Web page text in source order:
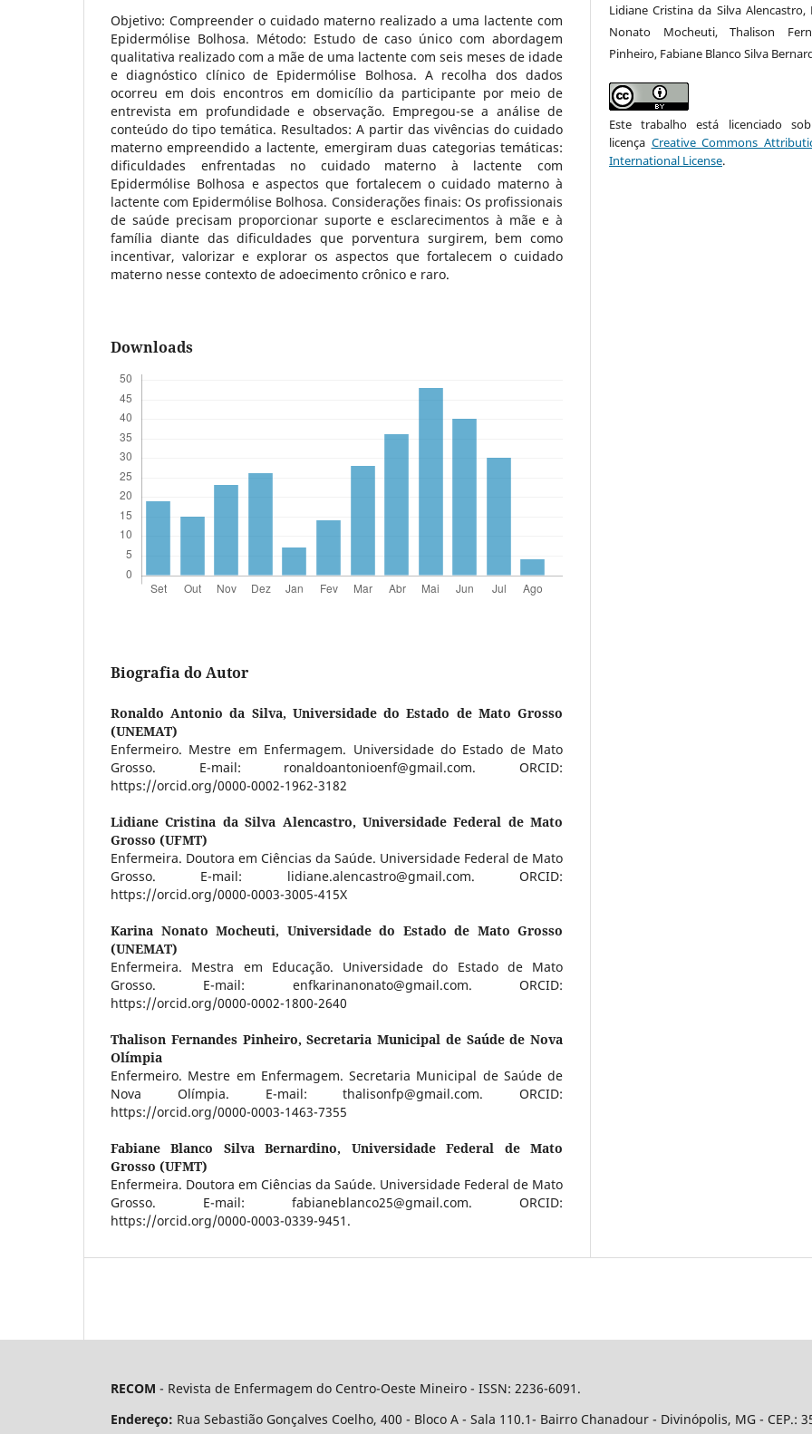
Objetivo: Compreender o cuidado materno realizado a uma lactente com
Epidermólise Bolhosa. Método: Estudo de caso único com abordagem
qualitativa realizado com a mãe de uma lactente com seis meses de idade
e diagnóstico clínico de Epidermólise Bolhosa. A recolha dos dados
ocorreu em dois encontros em domicílio da participante por meio de
entrevista em profundidade e observação. Empregou-se a análise de
conteúdo do tipo temática. Resultados: A partir das vivências do cuidado
materno empreendido a lactente, emergiram duas categorias temáticas:
dificuldades enfrentadas no cuidado materno à lactente com
Epidermólise Bolhosa e aspectos que fortalecem o cuidado materno à
lactente com Epidermólise Bolhosa. Considerações finais: Os profissionais
de saúde precisam proporcionar suporte e esclarecimentos à mãe e à
família diante das dificuldades que porventura surgirem, bem como
incentivar, valorizar e explorar os aspectos que fortalecem o cuidado
materno nesse contexto de adoecimento crônico e raro.
Downloads
Biografia do Autor
Ronaldo Antonio da Silva, Universidade do Estado de Mato Grosso
(UNEMAT)
Enfermeiro. Mestre em Enfermagem. Universidade do Estado de Mato
Grosso. E-mail: ronaldoantonioenf@gmail.com. ORCID:
https://orcid.org/0000-0002-1962-3182
Lidiane Cristina da Silva Alencastro, Universidade Federal de Mato
Grosso (UFMT)
Enfermeira. Doutora em Ciências da Saúde. Universidade Federal de Mato
Grosso. E-mail: lidiane.alencastro@gmail.com. ORCID:
https://orcid.org/0000-0003-3005-415X
Karina Nonato Mocheuti, Universidade do Estado de Mato Grosso
(UNEMAT)
Enfermeira. Mestra em Educação. Universidade do Estado de Mato
Grosso. E-mail: enfkarinanonato@gmail.com. ORCID:
https://orcid.org/0000-0002-1800-2640
Thalison Fernandes Pinheiro,Secretaria Municipal de Saúde de Nova
Olímpia
Enfermeiro. Mestre em Enfermagem. Secretaria Municipal de Saúde de
Nova Olímpia. E-mail: thalisonfp@gmail.com. ORCID:
https://orcid.org/0000-0003-1463-7355
Fabiane Blanco Silva Bernardino, Universidade Federal de Mato
Grosso (UFMT)
Enfermeira. Doutora em Ciências da Saúde. Universidade Federal de Mato
Grosso. E-mail: fabianeblanco25@gmail.com. ORCID:
https://orcid.org/0000-0003-0339-9451.
Lidiane Cristina da Silva Alencastro,
Nonato Mocheuti, Thalison
Pinheiro, Fabiane Blanco Silva
Este trabalho está licenciado
licença Creative Commons
International License.
RECOM - Revista de Enfermagem do Centro-Oeste Mineiro - ISSN: 2236-6091.
Endereço: Rua Sebastião Gonçalves Coelho, 400 - Bloco A - Sala 110.1- Bairro Chanadour - Divinópolis, MG - CEP.: